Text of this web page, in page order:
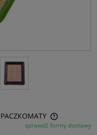
płatnościsprawdź formy dostawy